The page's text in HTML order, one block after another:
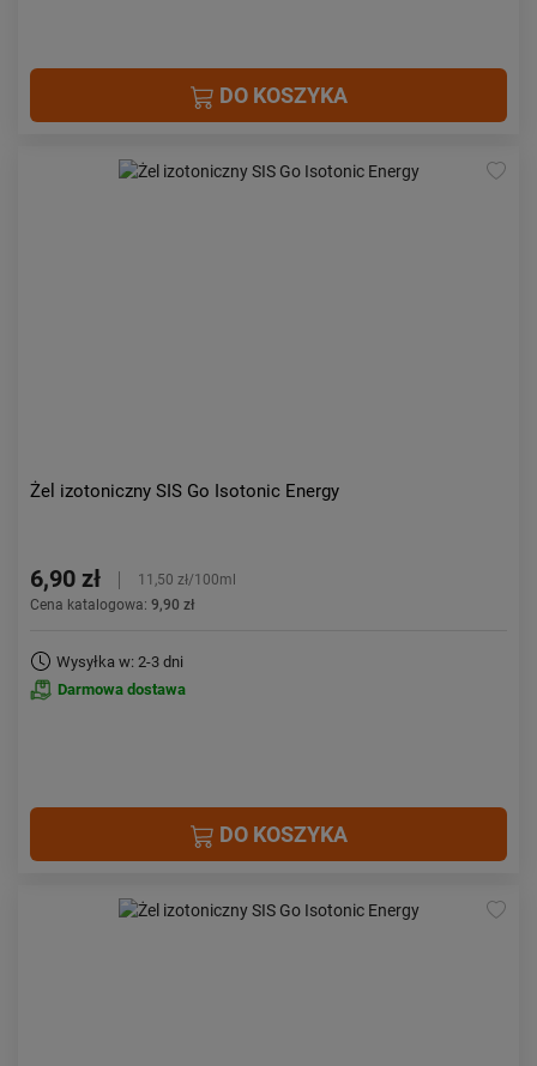
DO KOSZYKA
Żel izotoniczny SIS Go Isotonic Energy
6,90 zł
11,50 zł/100ml
Cena katalogowa: 9,90 zł
Wysyłka w: 2-3 dni
Darmowa dostawa
DO KOSZYKA